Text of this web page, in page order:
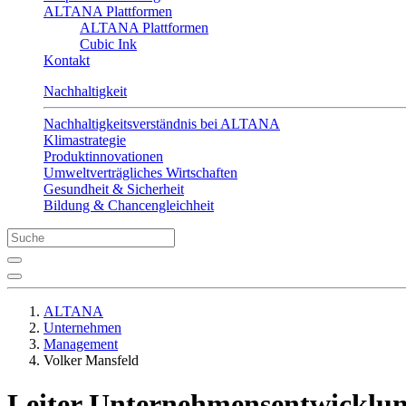
ALTANA Plattformen
ALTANA Plattformen
Cubic Ink
Kontakt
Nachhaltigkeit
Nachhaltigkeitsverständnis bei ALTANA
Klimastrategie
Produktinnovationen
Umweltverträgliches Wirtschaften
Gesundheit & Sicherheit
Bildung & Chancengleichheit
ALTANA
Unternehmen
Management
Volker Mansfeld